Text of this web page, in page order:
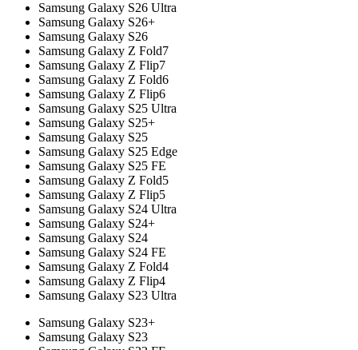
Samsung Galaxy S26 Ultra
Samsung Galaxy S26+
Samsung Galaxy S26
Samsung Galaxy Z Fold7
Samsung Galaxy Z Flip7
Samsung Galaxy Z Fold6
Samsung Galaxy Z Flip6
Samsung Galaxy S25 Ultra
Samsung Galaxy S25+
Samsung Galaxy S25
Samsung Galaxy S25 Edge
Samsung Galaxy S25 FE
Samsung Galaxy Z Fold5
Samsung Galaxy Z Flip5
Samsung Galaxy S24 Ultra
Samsung Galaxy S24+
Samsung Galaxy S24
Samsung Galaxy S24 FE
Samsung Galaxy Z Fold4
Samsung Galaxy Z Flip4
Samsung Galaxy S23 Ultra
Samsung Galaxy S23+
Samsung Galaxy S23